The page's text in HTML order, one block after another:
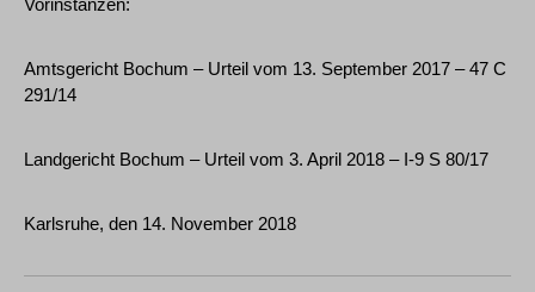
Vorinstanzen:
Amtsgericht Bochum – Urteil vom 13. September 2017 – 47 C
291/14
Landgericht Bochum – Urteil vom 3. April 2018 – I-9 S 80/17
Karlsruhe, den 14. November 2018